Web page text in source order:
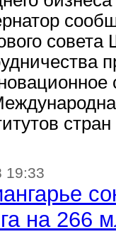
совета
19:33
на 266